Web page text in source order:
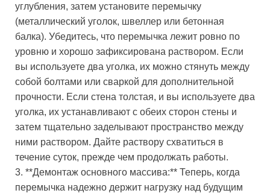
углубления, затем установите перемычку
(металлический уголок, швеллер или бетонная
балка). Убедитесь, что перемычка лежит ровно по
уровню и хорошо зафиксирована раствором. Если
вы используете два уголка, их можно стянуть между
собой болтами или сваркой для дополнительной
прочности. Если стена толстая, и вы используете два
уголка, их устанавливают с обеих сторон стены и
затем тщательно заделывают пространство между
ними раствором. Дайте раствору схватиться в
течение суток, прежде чем продолжать работы.
3. **Демонтаж основного массива:** Теперь, когда
перемычка надежно держит нагрузку над будущим